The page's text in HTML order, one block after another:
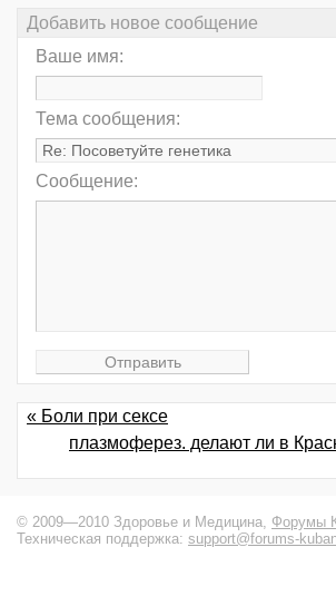
Добавить новое сообщение
Ваше имя:
Тема сообщения:
Сообщение:
« Боли при сексе
плазмоферез. делают ли в
© 2009—2010 Здоровье и Медицина, Форумы
Техническая поддержка: support@forums-